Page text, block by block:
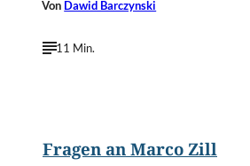
Von Dawid Barczynski
11 Min.
Fragen an Marco Zill